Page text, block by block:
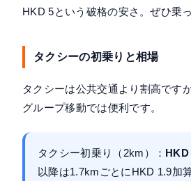
HKD 5という破格の安さ。ぜひ乗
タクシーの初乗りと相場
タクシーは公共交通より割高です
グループ移動では便利です。
タクシー初乗り（2km）： HKD
以降は1.7kmごとにHKD 1.9加